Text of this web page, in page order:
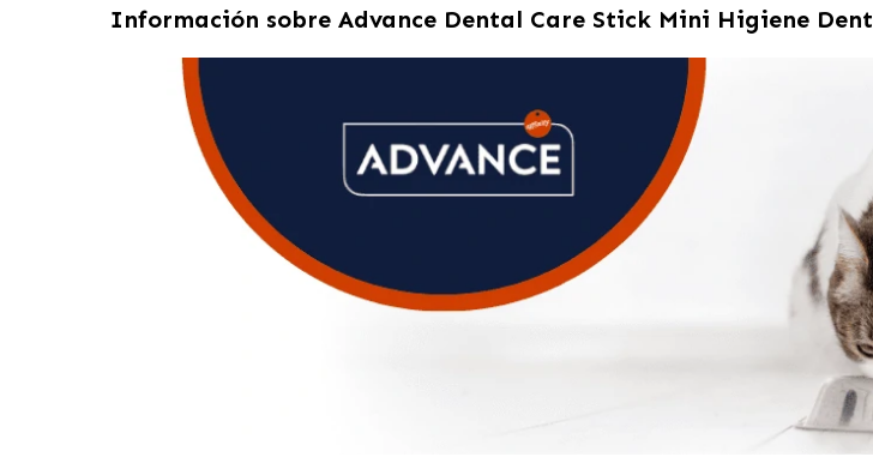
Información sobre Advance Dental Care Stick Mini Higiene